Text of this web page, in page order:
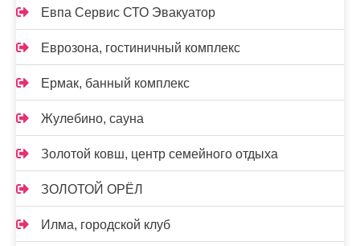
Евпа Сервис СТО Эвакуатор
Еврозона, гостиничный комплекс
Ермак, банный комплекс
Жулебино, сауна
Золотой ковш, центр семейного отдыха
ЗОЛОТОЙ ОРЁЛ
Илма, городской клуб